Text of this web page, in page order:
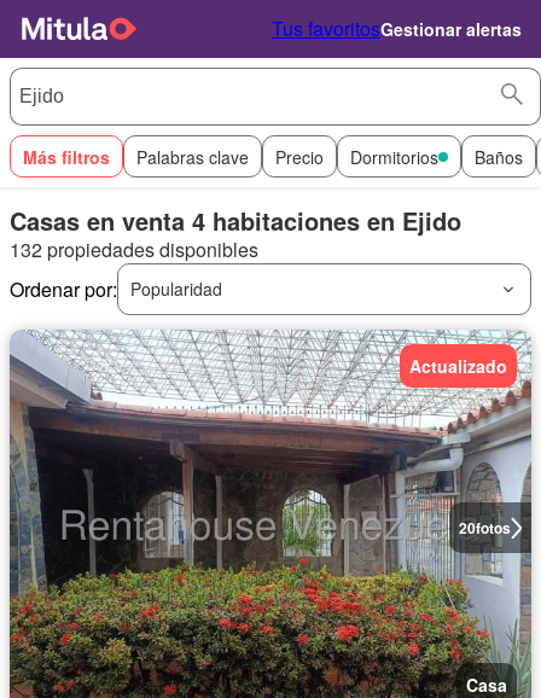
Tus favoritosGestionar alertas
Más filtros Palabras clave Precio Dormitorios Baños
Casas en venta 4 habitaciones en Ejido
132 propiedades disponibles
Ordenar por:
Popularidad
20fotos
Actualizado
Casa